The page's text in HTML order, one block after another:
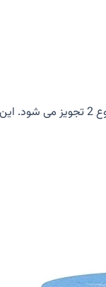
گلیپیزاید معمولاً برای کمک به کاهش سطح قند